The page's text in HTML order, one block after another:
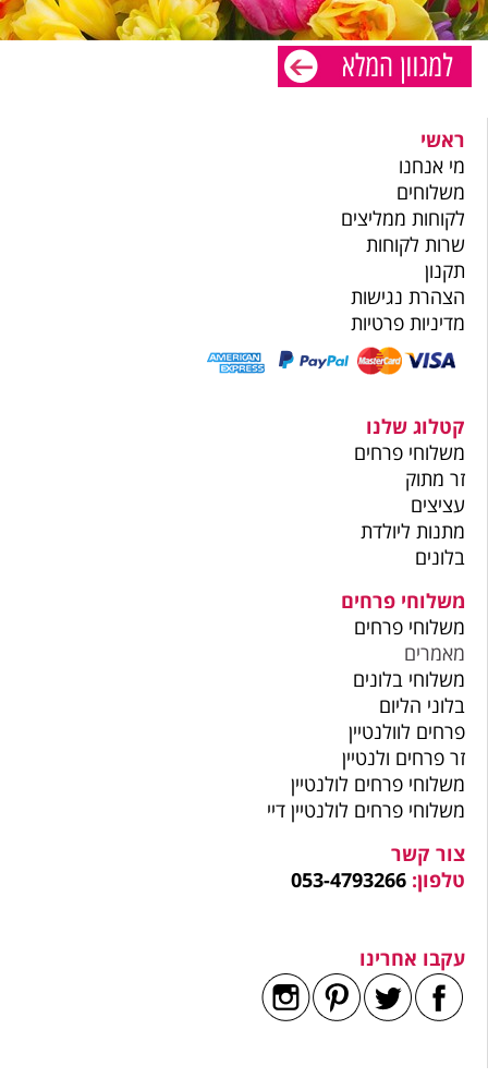
ראשי
מי אנחנו
משלוחים
לקוחות ממליצים
שרות לקוחות
תקנון
הצהרת נגישות
מדיניות פרטיות
קטלוג שלנו
משלוחי פרחים
זר מתוק
עציצים
מתנות ליולדת
בלונים
משלוחי פרחים
משלוחי פרחים
מאמרים
משלוחי בלונים
בלוני הליום
פרחים לוולנטיין
זר פרחים ולנטיין
משלוחי פרחים לולנטיין
משלוחי פרחים לולנטיין דיי
צור קשר
טלפון: 053-4793266
עקבו אחרינו